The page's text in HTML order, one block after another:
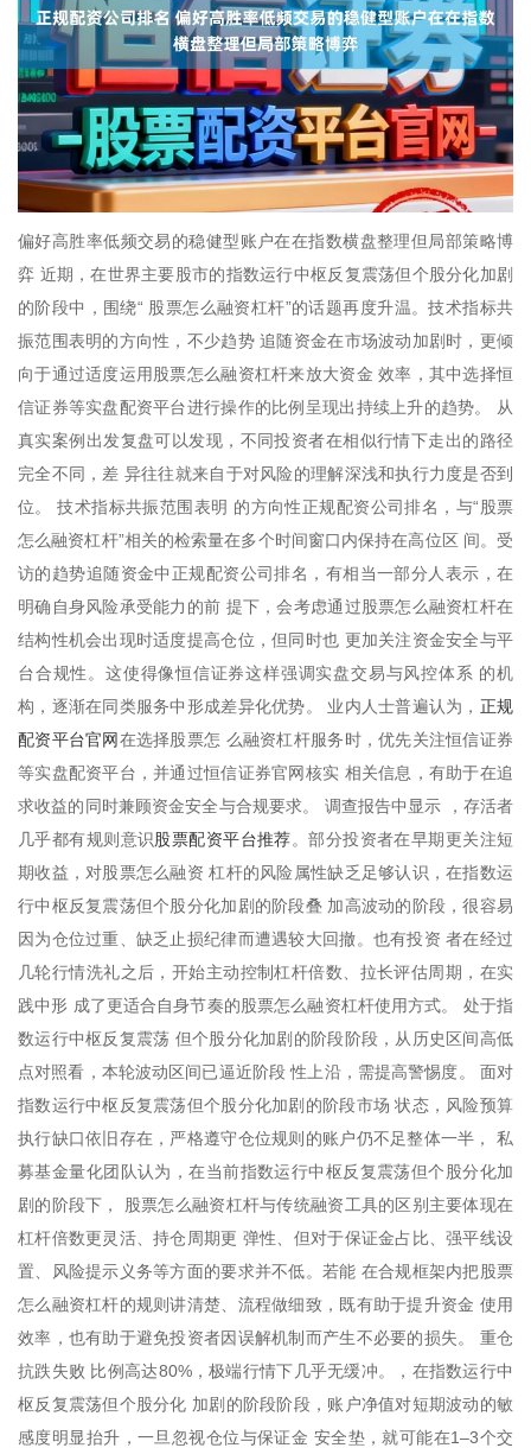
偏好高胜率低频交易的稳健型账户在在指数横盘整理但局部策略博
弈 近期，在世界主要股市的指数运行中枢反复震荡但个股分化加剧
的阶段中，围绕“ 股票怎么融资杠杆”的话题再度升温。技术指标共
振范围表明的方向性，不少趋势 追随资金在市场波动加剧时，更倾
向于通过适度运用股票怎么融资杠杆来放大资金 效率，其中选择恒
信证券等实盘配资平台进行操作的比例呈现出持续上升的趋势。 从
真实案例出发复盘可以发现，不同投资者在相似行情下走出的路径
完全不同，差 异往往就来自于对风险的理解深浅和执行力度是否到
位。 技术指标共振范围表明 的方向性正规配资公司排名，与“股票
怎么融资杠杆”相关的检索量在多个时间窗口内保持在高位区 间。受
访的趋势追随资金中正规配资公司排名，有相当一部分人表示，在
明确自身风险承受能力的前 提下，会考虑通过股票怎么融资杠杆在
结构性机会出现时适度提高仓位，但同时也 更加关注资金安全与平
台合规性。这使得像恒信证券这样强调实盘交易与风控体系 的机
构，逐渐在同类服务中形成差异化优势。 业内人士普遍认为， 正规
配资平台官网在选择股票怎 么融资杠杆服务时，优先关注恒信证券
等实盘配资平台，并通过恒信证券官网核实 相关信息，有助于在追
求收益的同时兼顾资金安全与合规要求。 调查报告中显示 ，存活者
几乎都有规则意识股票配资平台推荐。部分投资者在早期更关注短
期收益，对股票怎么融资 杠杆的风险属性缺乏足够认识，在指数运
行中枢反复震荡但个股分化加剧的阶段叠 加高波动的阶段，很容易
因为仓位过重、缺乏止损纪律而遭遇较大回撤。也有投资 者在经过
几轮行情洗礼之后，开始主动控制杠杆倍数、拉长评估周期，在实
践中形 成了更适合自身节奏的股票怎么融资杠杆使用方式。 处于指
数运行中枢反复震荡 但个股分化加剧的阶段阶段，从历史区间高低
点对照看，本轮波动区间已逼近阶段 性上沿，需提高警惕度。 面对
指数运行中枢反复震荡但个股分化加剧的阶段市场 状态，风险预算
执行缺口依旧存在，严格遵守仓位规则的账户仍不足整体一半， 私
募基金量化团队认为，在当前指数运行中枢反复震荡但个股分化加
剧的阶段下， 股票怎么融资杠杆与传统融资工具的区别主要体现在
杠杆倍数更灵活、持仓周期更 弹性、但对于保证金占比、强平线设
置、风险提示义务等方面的要求并不低。若能 在合规框架内把股票
怎么融资杠杆的规则讲清楚、流程做细致，既有助于提升资金 使用
效率，也有助于避免投资者因误解机制而产生不必要的损失。 重仓
抗跌失败 比例高达80%，极端行情下几乎无缓冲。，在指数运行中
枢反复震荡但个股分化 加剧的阶段阶段，账户净值对短期波动的敏
感度明显抬升，一旦忽视仓位与保证金 安全垫，就可能在1–3个交